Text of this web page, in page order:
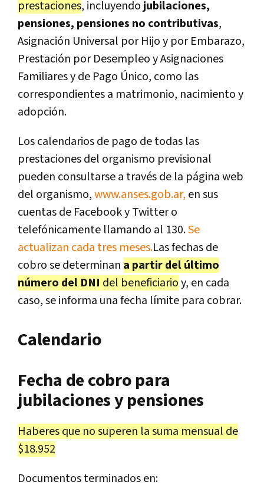
prestaciones, incluyendo jubilaciones,
pensiones, pensiones no contributivas,
Asignación Universal por Hijo y por Embarazo,
Prestación por Desempleo y Asignaciones
Familiares y de Pago Único, como las
correspondientes a matrimonio, nacimiento y
adopción.
Los calendarios de pago de todas las
prestaciones del organismo previsional
pueden consultarse a través de la página web
del organismo,www.anses.gob.ar, en sus
cuentas de Facebook y Twitter o
telefónicamente llamando al 130.Se
actualizan cada tres meses.Las fechas de
cobro se determinan a partir del último
número del DNI del beneficiarioy, en cada
caso, se informa una fecha límite para cobrar.
Calendario
Fecha de cobro para
jubilaciones y pensiones
Haberes que no superen la suma mensual de
$18.952
Documentos terminados en: